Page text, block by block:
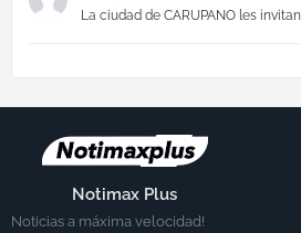
La ciudad de CARUPANO les invitan
Notimax Plus
Noticias a máxima velocidad!